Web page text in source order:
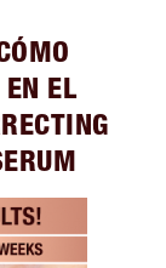
EL